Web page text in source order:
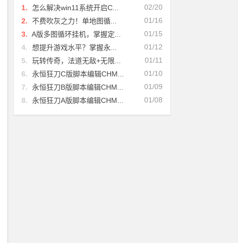
02/20
1.
怎么解决win11系统开启C...
01/16
2.
不费吹灰之力！单地图循...
01/15
3. A版多图循环挂机，掌握定...
01/12
4.
想提升游戏水平？掌握永...
01/11
5.
玩转传奇，法道无敌+无限...
01/10
6.
永恒狂刀C版脚本编辑CHM...
01/09
7.
永恒狂刀B版脚本编辑CHM...
01/08
8. 永恒狂刀A版脚本编辑CHM...